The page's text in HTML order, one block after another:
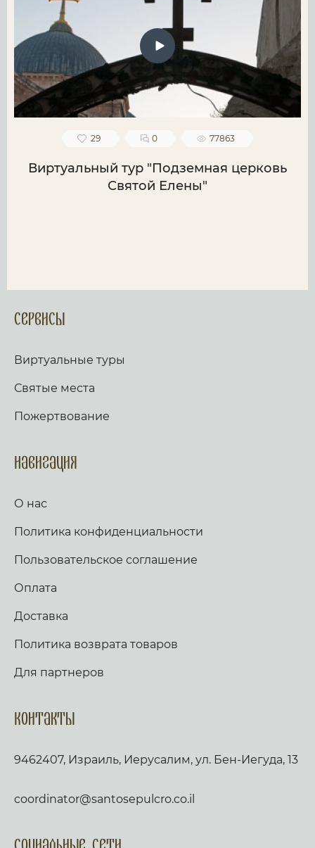
29 0 77863
Виртуальный тур "Подземная церковь
Святой Елены"
Сервисы
Виртуальные туры
Святые места
Пожертвование
Навигация
О нас
Политика конфиденциальности
Пользовательское соглашение
Оплата
Доставка
Политика возврата товаров
Для партнеров
Контакты
9462407, Израиль, Иерусалим, ул. Бен-Иегуда, 13
coordinator@santosepulcro.co.il